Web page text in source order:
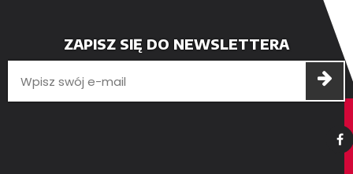
ZAPISZ SIĘ DO NEWSLETTERA